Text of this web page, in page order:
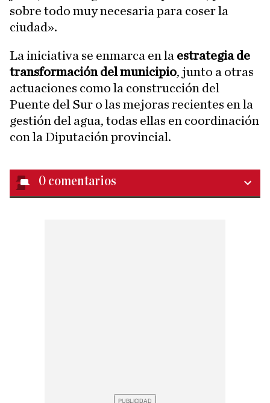
sobre todo muy necesaria para coser la
ciudad».
La iniciativa se enmarca en la estrategia de
transformación del municipio, junto a otras
actuaciones como la construcción del
Puente del Sur o las mejoras recientes en la
gestión del agua, todas ellas en coordinación
con la Diputación provincial.
0 comentarios